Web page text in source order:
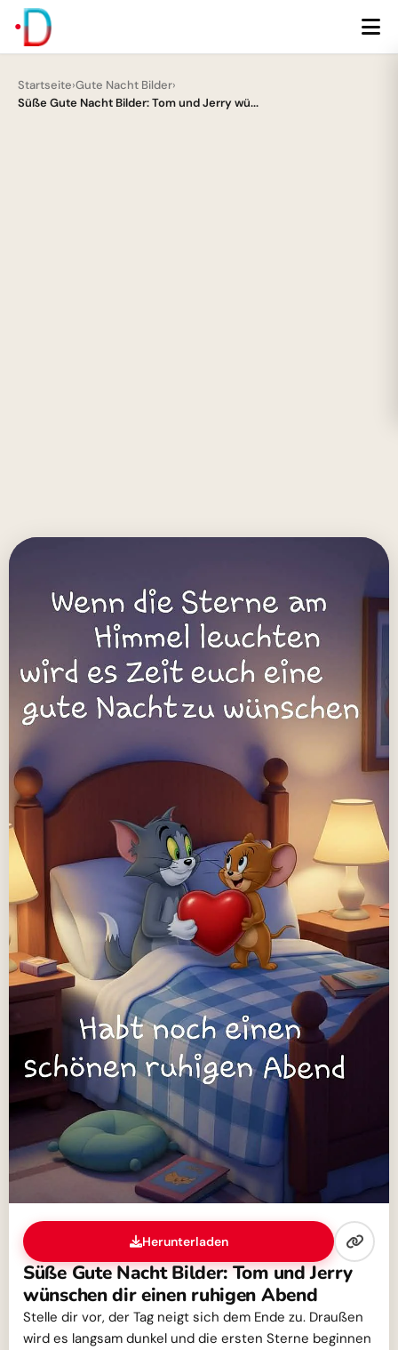
Startseite›Gute Nacht Bilder›
Süße Gute Nacht Bilder: Tom und Jerry wü...
Herunterladen
Süße Gute Nacht Bilder: Tom und Jerry
wünschen dir einen ruhigen Abend
Stelle dir vor, der Tag neigt sich dem Ende zu. Draußen
wird es langsam dunkel und die ersten Sterne beginnen